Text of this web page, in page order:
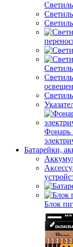
Фонарь
Батарейки,
Блок